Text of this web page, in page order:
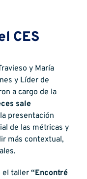
CES
y María
y Líder de
a cargo de la
sale
presentación
de las métricas y
más contextual,
el taller“Encontré